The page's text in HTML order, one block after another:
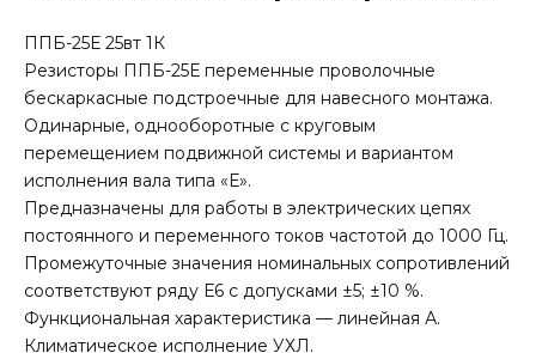
ППБ-25Е 25вт 1К
Резисторы ППБ-25Е переменные проволочные
бескаркасные подстроечные для навесного монтажа.
Одинарные, однооборотные с круговым
перемещением подвижной системы и вариантом
исполнения вала типа «Е».
Предназначены для работы в электрических цепях
постоянного и переменного токов частотой до 1000 Гц.
Промежуточные значения номинальных сопротивлений
соответствуют ряду Е6 с допусками ±5; ±10 %.
Функциональная характеристика — линейная А.
Климатическое исполнение УХЛ.